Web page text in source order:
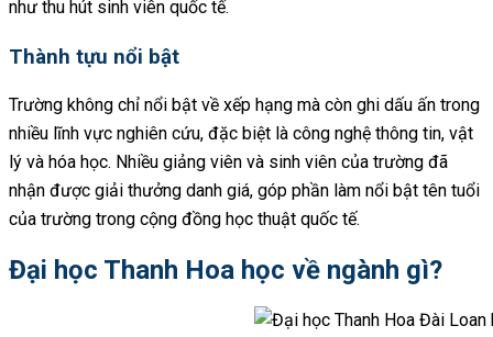
như thu hút sinh viên quốc tế.
Thành tựu nổi bật
Trường không chỉ nổi bật về xếp hạng mà còn ghi dấu ấn trong
nhiều lĩnh vực nghiên cứu, đặc biệt là công nghệ thông tin, vật
lý và hóa học. Nhiều giảng viên và sinh viên của trường đã
nhận được giải thưởng danh giá, góp phần làm nổi bật tên tuổi
của trường trong cộng đồng học thuật quốc tế.
Đại học Thanh Hoa học về ngành gì?